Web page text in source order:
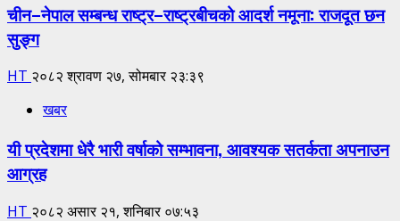
चीन–नेपाल सम्बन्ध राष्ट्र–राष्ट्रबीचको आदर्श नमूना: राजदूत छन
सुङ्ग
HT २०८२ श्रावण २७, सोमबार २३:३९
खबर
यी प्रदेशमा धेरै भारी वर्षाको सम्भावना, आवश्यक सतर्कता अपनाउन
आग्रह
HT २०८२ असार २१, शनिबार ०७:५३